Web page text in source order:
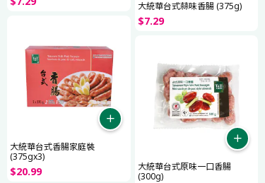
大統華台式蒜味香腸 (375g)
$7.29
大統華台式香腸家庭裝
(375gx3)
$20.99
大統華台式原味一口香腸
(300g)